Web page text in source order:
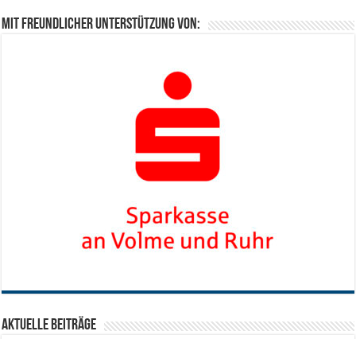
Mit freundlicher Unterstützung von:
Aktuelle Beiträge